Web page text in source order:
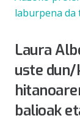
laburpena
Laura
uste
balioak